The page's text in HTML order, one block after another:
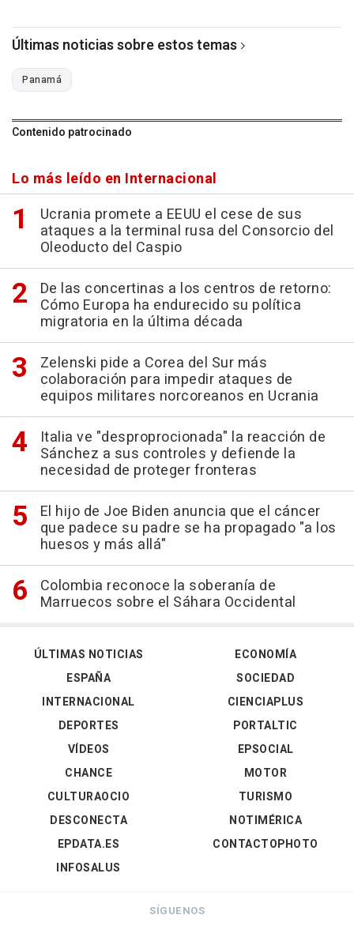
Últimas noticias sobre estos temas
Panamá
Contenido patrocinado
Lo más leído en Internacional
Ucrania promete a EEUU el cese de sus
ataques a la terminal rusa del Consorcio del
Oleoducto del Caspio
De las concertinas a los centros de retorno:
Cómo Europa ha endurecido su política
migratoria en la última década
Zelenski pide a Corea del Sur más
colaboración para impedir ataques de
equipos militares norcoreanos en Ucrania
Italia ve "desproprocionada" la reacción de
Sánchez a sus controles y defiende la
necesidad de proteger fronteras
El hijo de Joe Biden anuncia que el cáncer
que padece su padre se ha propagado "a los
huesos y más allá"
Colombia reconoce la soberanía de
Marruecos sobre el Sáhara Occidental
ÚLTIMAS NOTICIAS
ESPAÑA
INTERNACIONAL
DEPORTES
VÍDEOS
ECONOMÍA
SOCIEDAD
CIENCIAPLUS
PORTALTIC
EPSOCIAL
CHANCE
CULTURAOCIO
DESCONECTA
EPDATA.ES
INFOSALUS
MOTOR
TURISMO
NOTIMÉRICA
CONTACTOPHOTO
SÍGUENOS